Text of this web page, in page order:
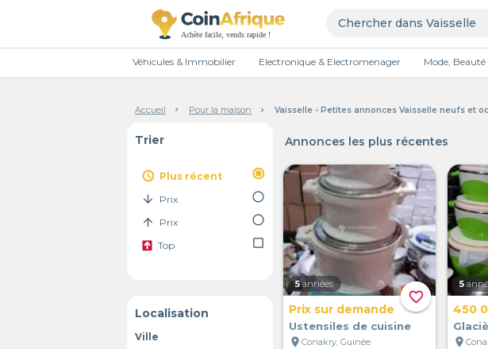
Véhicules & Immobilier Electronique & Electromenager Mode,
Accueil Pour la maison Vaisselle - Petites annonces Vaisselle neufs et
Trier
access_time Plus récent
radio_button_checked
arrow_downward
Prix
radio_button_unchecked
arrow_upward
Prix radio_button_unchecked
Top check_box_outline_blank
Localisation
Ville
Annonces les plus récentes
favorite_border
5 années
Prix sur demande
Ustensiles de cuisine
location_on Conakry, Guinée
5
450
location_on